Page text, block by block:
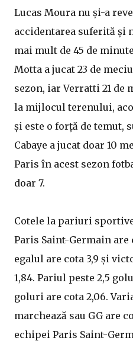
Lucas Moura nu și-a
accidentarea suferită și
mai mult de 45 de
Motta a jucat 23 de
sezon, iar Verratti 21
la mijlocul terenului,
și este o forță de temut,
Cabaye a jucat doar 10
Paris în acest sezon
doar 7.
Cotele la pariuri
Paris Saint-Germain are
egalul are cota 3,9 și
1,84. Pariul peste 2,5
goluri are cota 2,06.
marchează sau GG are
echipei Paris Saint-